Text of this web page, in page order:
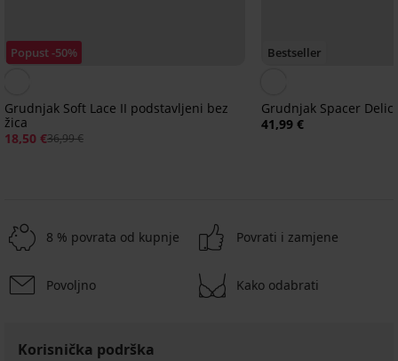
Popust -50%
Grudnjak Soft Lace II podstavljeni bez
žica
18,50 €36,99 €
Bestseller
Grudnjak Spacer
41,99 €
8 % povrata od kupnje Povrati i zamjene
Povoljno Kako odabrati
Korisnička podrška